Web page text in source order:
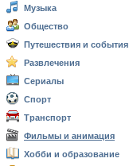
Музыка
Общество
Путешествия и события
Развлечения
Сериалы
Спорт
Транспорт
Фильмы и анимация
Хобби и образование